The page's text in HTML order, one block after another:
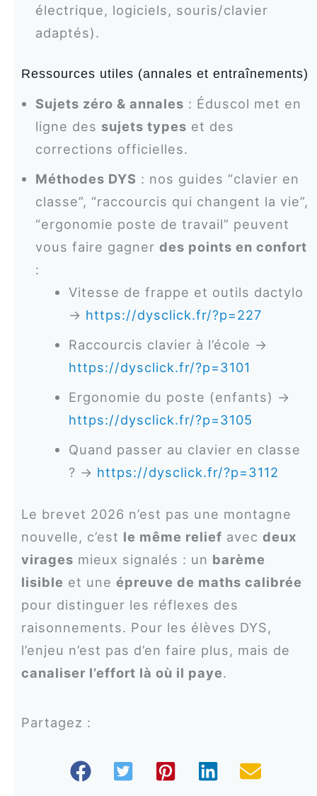
électrique, logiciels, souris/clavier
adaptés).
Ressources utiles (annales et entraînements)
Sujets zéro & annales : Éduscol met en
ligne des sujets types et des
corrections officielles.
Méthodes DYS : nos guides “clavier en
classe”, “raccourcis qui changent la vie”,
“ergonomie poste de travail” peuvent
vous faire gagner des points en confort
:
Vitesse de frappe et outils dactylo
→ https://dysclick.fr/?p=227
Raccourcis clavier à l’école →
https://dysclick.fr/?p=3101
Ergonomie du poste (enfants) →
https://dysclick.fr/?p=3105
Quand passer au clavier en classe
? → https://dysclick.fr/?p=3112
Le brevet 2026 n’est pas une montagne
nouvelle, c’est le même relief avec deux
virages mieux signalés : un barème
lisible et une épreuve de maths calibrée
pour distinguer les réflexes des
raisonnements. Pour les élèves DYS,
l’enjeu n’est pas d’en faire plus, mais de
canaliser l’effort là où il paye.
Partagez :